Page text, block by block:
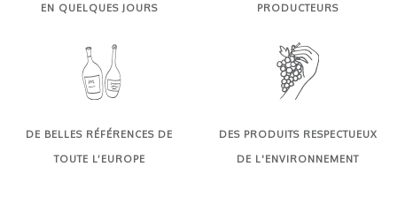
EN QUELQUES JOURS
PRODUCTEURS
DE BELLES RÉFÉRENCES DE
TOUTE L’EUROPE
DES PRODUITS RESPECTUEUX
DE L'ENVIRONNEMENT